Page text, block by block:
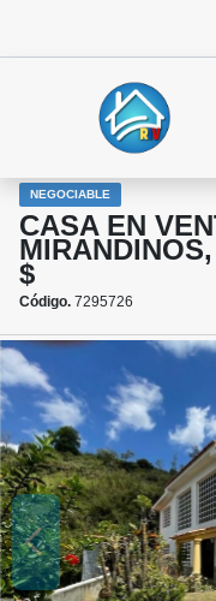
NEGOCIABLE
CASA EN
$
Código. 7295726